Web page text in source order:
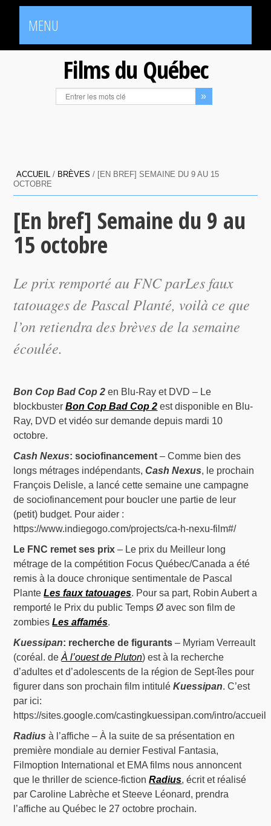
MENU
Films du Québec
ACCUEIL / BRÈVES / [EN BREF] SEMAINE DU 9 AU 15
OCTOBRE
[En bref] Semaine du 9 au
15 octobre
Le prix remporté au FNC parLes faux
tatouagesde Pascal Planté, voilà ce que
l’on retiendra des brèves de la semaine
écoulée.
Bon Cop Bad Cop 2 en Blu-Ray et DVD – Le
blockbusterBon Cop Bad Cop 2 est disponible en Blu-
Ray, DVD et vidéo sur demande depuis mardi 10
octobre.
Cash Nexus: sociofinancement – Comme bien des
longs métrages indépendants,Cash Nexus, le prochain
François Delisle, a lancé cette semaine une campagne
de sociofinancement pour boucler une partie de leur
(petit) budget. Pour aider :
https://www.indiegogo.com/projects/ca-h-nexu-film#/
Le FNC remet ses prix – Le prix du Meilleur long
métrage de la compétition Focus Québec/Canada a été
remis à la douce chronique sentimentale de Pascal
PlanteLes faux tatouages. Pour sa part, Robin Aubert a
remporté le Prix du public Temps Ø avec son film de
zombiesLes affamés.
Kuessipan: recherche de figurants – Myriam Verreault
(coréal. deÀ l’ouest de Pluton) est à la recherche
d’adultes et d’adolescents de la région de Sept-îles pour
figurer dans son prochain film intituléKuessipan. C’est
par ici:
https://sites.google.com/castingkuessipan.com/intro/accueil
Radius à l’affiche – À la suite de sa présentation en
première mondiale au dernier Festival Fantasia,
Filmoption International et EMA films nous annoncent
que le thriller de science-fictionRadius, écrit et réalisé
par Caroline Labrèche et Steeve Léonard, prendra
l’affiche au Québec le 27 octobre prochain.